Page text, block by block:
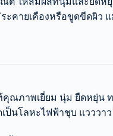
ะคายเคืองหรือขูดขีดผิว
คุณภาพเยี่ยม นุ่ม ยืดหยุ่น
ป็นโลหะไฟฟ้าชุบ แวววา